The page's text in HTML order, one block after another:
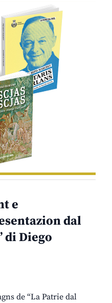
e
dal
di Diego
de “La Patrie dal